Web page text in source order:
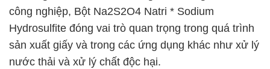
công nghiệp, Bột Na2S2O4 Natri * Sodium
Hydrosulfite đóng vai trò quan trọng trong quá trình
sản xuất giấy và trong các ứng dụng khác như xử lý
nước thải và xử lý chất độc hại.